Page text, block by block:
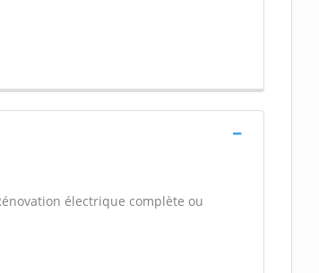
électrique complète ou